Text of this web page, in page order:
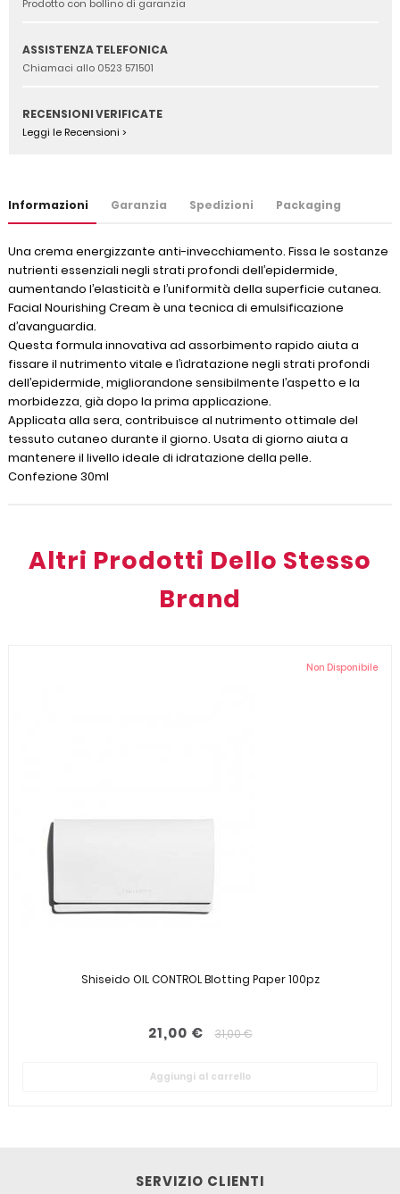
Prodotto con bollino di garanzia
ASSISTENZA TELEFONICA
Chiamaci allo 0523 571501
RECENSIONI VERIFICATE
Leggi le Recensioni >
Informazioni Garanzia Spedizioni Packaging
Una crema energizzante anti-invecchiamento. Fissa le sostanze
nutrienti essenziali negli strati profondi dell’epidermide,
aumentando l’elasticità e l’uniformità della superficie cutanea.
Facial Nourishing Cream è una tecnica di emulsificazione
d’avanguardia.
Questa formula innovativa ad assorbimento rapido aiuta a
fissare il nutrimento vitale e l’idratazione negli strati profondi
dell’epidermide, migliorandone sensibilmente l’aspetto e la
morbidezza, già dopo la prima applicazione.
Applicata alla sera, contribuisce al nutrimento ottimale del
tessuto cutaneo durante il giorno. Usata di giorno aiuta a
mantenere il livello ideale di idratazione della pelle.
Confezione 30ml
Altri Prodotti Dello Stesso
Brand
Non Disponibile
Shiseido OIL CONTROL Blotting Paper 100pz
21,00 € 31,00 €
Aggiungi al carrello
SERVIZIO CLIENTI